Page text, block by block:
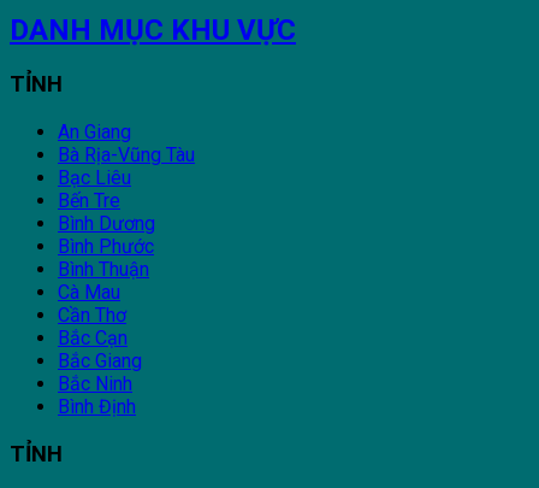
DANH MỤC KHU VỰC
TỈNH
An Giang
Bà Rịa-Vũng Tàu
Bạc Liêu
Bến Tre
Bình Dương
Bình Phước
Bình Thuận
Cà Mau
Cần Thơ
Bắc Cạn
Bắc Giang
Bắc Ninh
Bình Định
TỈNH